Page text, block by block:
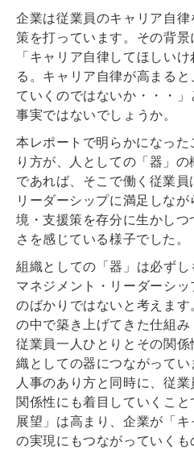
企業は従業員のキャリア自
策を打っています。その背
「キャリア自律してほしい
る。キャリア自律が高まる
ていくのではないか・・・
事実ではないでしょうか。
本レポートで明らかになっ
り方が、人としての「器」
であれば、そこで働く従業員
リーダーシップに満足しな
境・支援策を存分に生かし
さを感じている様子でした。
組織としての「器」は必ず
マネジメント・リーダーシ
のばかりではないと考えま
の中で築き上げてきた仕組
従業員一人ひとりとその関
織としての器につながってい
人事のあり方と同時に、従
関係性にも着目していくこ
展望」は高まり、企業が「
の実現にもつながっていくも